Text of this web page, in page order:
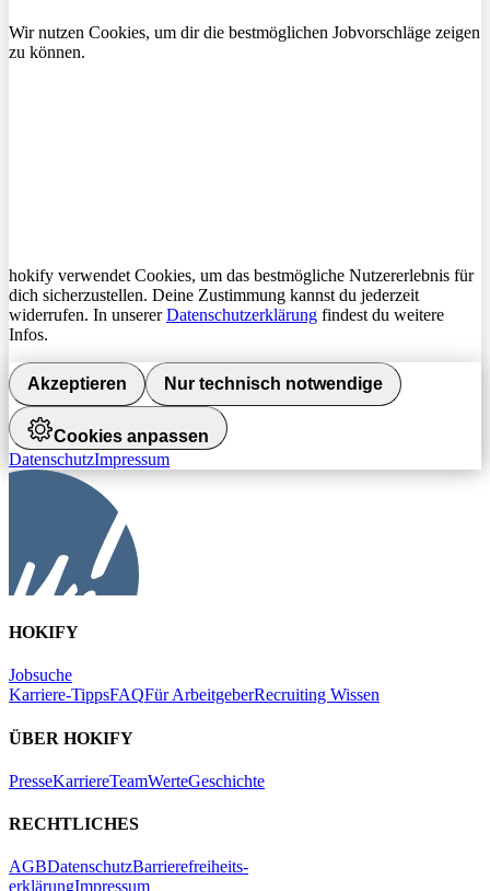
Wir nutzen Cookies, um dir die bestmöglichen Jobvorschläge zeigen
zu können.
hokify verwendet Cookies, um das bestmögliche Nutzererlebnis für
dich sicherzustellen. Deine Zustimmung kannst du jederzeit
widerrufen. In unsererDatenschutzerklärung findest du weitere
Infos.
Akzeptieren Nur technisch notwendige
Cookies anpassen
DatenschutzImpressum
HOKIFY
Jobsuche
Karriere-TippsFAQFür ArbeitgeberRecruiting Wissen
ÜBER HOKIFY
PresseKarriereTeamWerteGeschichte
RECHTLICHES
AGBDatenschutzBarrierefreiheits-
erklärungImpressum